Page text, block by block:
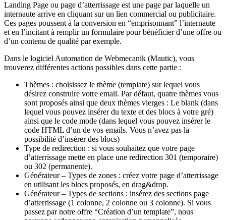
Landing Page ou page d’atterrissage est une page par laquelle un
internaute arrive en cliquant sur un lien commercial ou publicitaire.
Ces pages poussent à la conversion en “emprisonnant” l’internaute
et en l’incitant à remplir un formulaire pour bénéficier d’une offre ou
d’un contenu de qualité par exemple.
Dans le logiciel Automation de Webmecanik (Mautic), vous
trouverez différentes actions possibles dans cette partie :
Thèmes : choisissez le thème (template) sur lequel vous
désirez construire votre email. Par défaut, quatre thèmes vous
sont proposés ainsi que deux thèmes vierges : Le blank (dans
lequel vous pouvez insérer du texte et des blocs à votre gré)
ainsi que le code mode (dans lequel vous pouvez insérer le
code HTML d’un de vos emails. Vous n’avez pas la
possibilité d’insérer des blocs)
Type de redirection : si vous souhaitez que votre page
d’atterrissage mette en place une redirection 301 (temporaire)
ou 302 (permanente).
Générateur – Types de zones : créez votre page d’atterrissage
en utilisant les blocs proposés, en drag&drop.
Générateur – Types de sections : insérez des sections page
d’atterrissage (1 colonne, 2 colonne ou 3 colonne). Si vous
passez par notre offre “Création d’un template”, nous